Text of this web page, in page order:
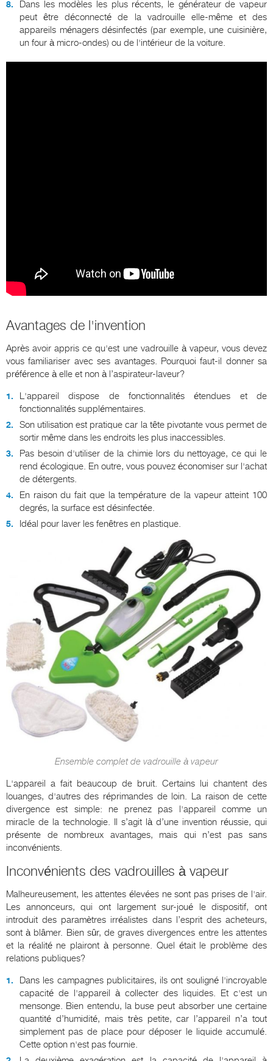
Dans les modèles les plus récents, le générateur de vapeur
peut être déconnecté de la vadrouille elle-même et des
appareils ménagers désinfectés (par exemple, une cuisinière,
un four à micro-ondes) ou de l'intérieur de la voiture.
Avantages de l'invention
Après avoir appris ce qu'est une vadrouille à vapeur, vous devez
vous familiariser avec ses avantages. Pourquoi faut-il donner sa
préférence à elle et non à l’aspirateur-laveur?
L'appareil dispose de fonctionnalités étendues et de
fonctionnalités supplémentaires.
Son utilisation est pratique car la tête pivotante vous permet de
sortir même dans les endroits les plus inaccessibles.
Pas besoin d'utiliser de la chimie lors du nettoyage, ce qui le
rend écologique. En outre, vous pouvez économiser sur l'achat
de détergents.
En raison du fait que la température de la vapeur atteint 100
degrés, la surface est désinfectée.
Idéal pour laver les fenêtres en plastique.
Ensemble complet de vadrouille à vapeur
L'appareil a fait beaucoup de bruit. Certains lui chantent des
louanges, d'autres des réprimandes de loin. La raison de cette
divergence est simple: ne prenez pas l'appareil comme un
miracle de la technologie. Il s’agit là d’une invention réussie, qui
présente de nombreux avantages, mais qui n’est pas sans
inconvénients.
Inconvénients des vadrouilles à vapeur
Malheureusement, les attentes élevées ne sont pas prises de l'air.
Les annonceurs, qui ont largement sur-joué le dispositif, ont
introduit des paramètres irréalistes dans l’esprit des acheteurs,
sont à blâmer. Bien sûr, de graves divergences entre les attentes
et la réalité ne plairont à personne. Quel était le problème des
relations publiques?
Dans les campagnes publicitaires, ils ont souligné l'incroyable
capacité de l'appareil à collecter des liquides. Et c'est un
mensonge. Bien entendu, la buse peut absorber une certaine
quantité d’humidité, mais très petite, car l’appareil n’a tout
simplement pas de place pour déposer le liquide accumulé.
Cette option n'est pas fournie.